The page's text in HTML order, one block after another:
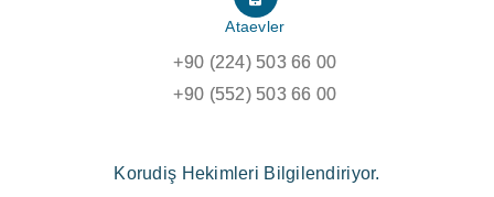
Ataevler
+90 (224) 503 66 00
+90 (552) 503 66 00
Korudiş Hekimleri Bilgilendiriyor.